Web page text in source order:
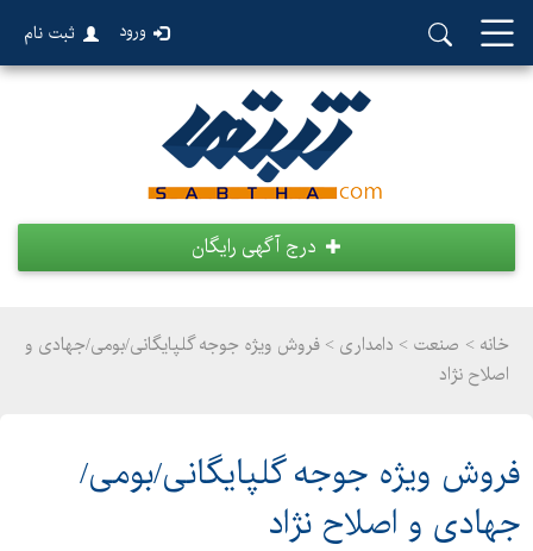
ورود ثبت نام
درج آگهی رایگان
خانه > صنعت > دامداری > فروش ویژه جوجه گلپایگانی/بومی/جهادی و
اصلاح نژاد
فروش ویژه جوجه گلپایگانی/بومی/
جهادی و اصلاح نژاد